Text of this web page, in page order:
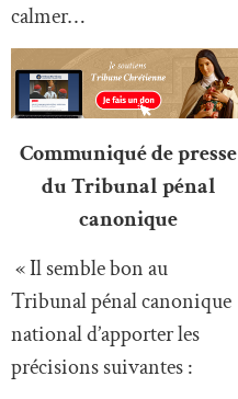
calmer…
Communiqué de presse
du Tribunal pénal
canonique
« Il semble bon au
Tribunal pénal canonique
national d’apporter les
précisions suivantes :